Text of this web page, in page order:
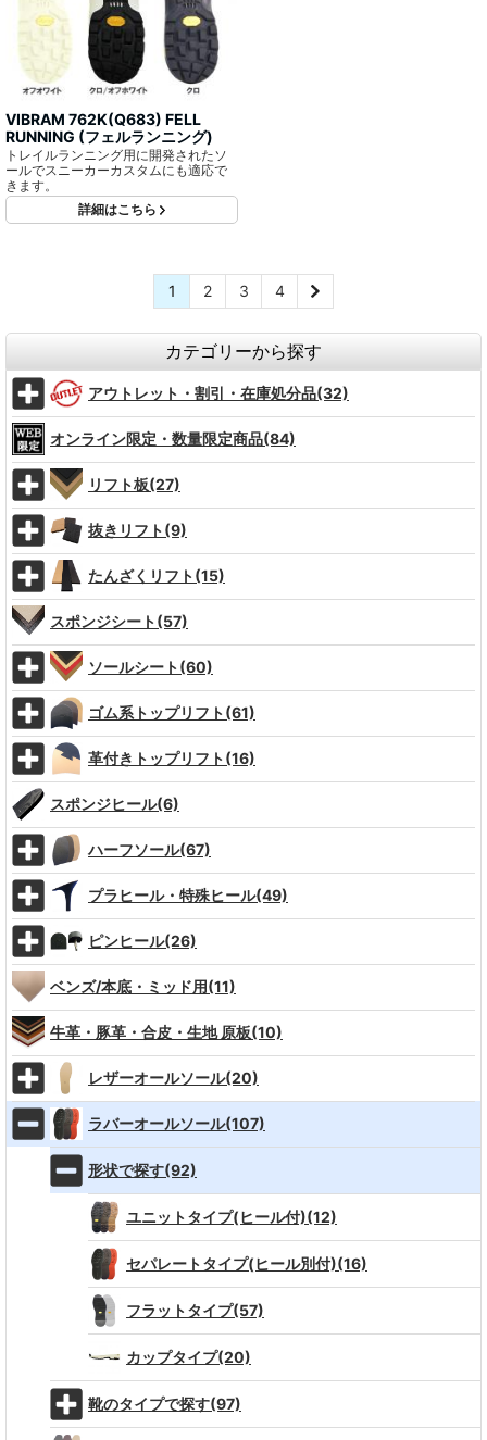
VIBRAM 762K(Q683) FELL
RUNNING (フェルランニング)
トレイルランニング用に開発されたソ
ールでスニーカーカスタムにも適応で
きます。
詳細はこちら
1 2 3 4
カテゴリーから探す
アウトレット・割引・在庫処分品(32)
オンライン限定・数量限定商品(84)
リフト板(27)
抜きリフト(9)
たんざくリフト(15)
スポンジシート(57)
ソールシート(60)
ゴム系トップリフト(61)
革付きトップリフト(16)
スポンジヒール(6)
ハーフソール(67)
プラヒール・特殊ヒール(49)
ピンヒール(26)
ベンズ/本底・ミッド用(11)
牛革・豚革・合皮・生地 原板(10)
レザーオールソール(20)
ラバーオールソール(107)
形状で探す(92)
ユニットタイプ(ヒール付)(12)
セパレートタイプ(ヒール別付)(16)
フラットタイプ(57)
カップタイプ(20)
靴のタイプで探す(97)